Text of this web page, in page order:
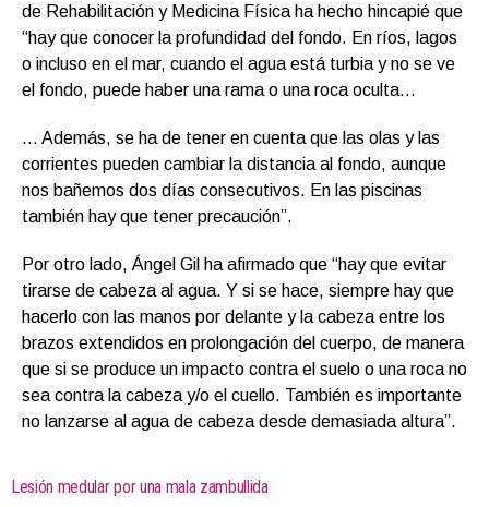
de Rehabilitación y Medicina Física ha hecho hincapié que
“hay que conocer la profundidad del fondo. En ríos, lagos
o incluso en el mar, cuando el agua está turbia y no se ve
el fondo, puede haber una rama o una roca oculta…
… Además, se ha de tener en cuenta que las olas y las
corrientes pueden cambiar la distancia al fondo, aunque
nos bañemos dos días consecutivos. En las piscinas
también hay que tener precaución”.
Por otro lado, Ángel Gil ha afirmado que “hay que evitar
tirarse de cabeza al agua. Y si se hace, siempre hay que
hacerlo con las manos por delante y la cabeza entre los
brazos extendidos en prolongación del cuerpo, de manera
que si se produce un impacto contra el suelo o una roca no
sea contra la cabeza y/o el cuello. También es importante
no lanzarse al agua de cabeza desde demasiada altura”.
Lesión medular por una mala zambullida